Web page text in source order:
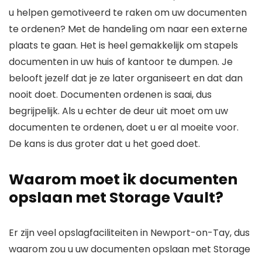
u helpen gemotiveerd te raken om uw documenten
te ordenen? Met de handeling om naar een externe
plaats te gaan. Het is heel gemakkelijk om stapels
documenten in uw huis of kantoor te dumpen. Je
belooft jezelf dat je ze later organiseert en dat dan
nooit doet. Documenten ordenen is saai, dus
begrijpelijk. Als u echter de deur uit moet om uw
documenten te ordenen, doet u er al moeite voor.
De kans is dus groter dat u het goed doet.
Waarom moet ik documenten
opslaan met Storage Vault?
Er zijn veel opslagfaciliteiten in Newport-on-Tay, dus
waarom zou u uw documenten opslaan met Storage